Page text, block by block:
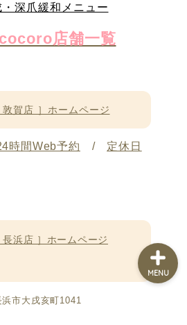
・深爪緩和メニュー
店舗一覧
賀店 ］ホームページ
時間Web予約 / 定休日
浜店 ］ホームページ
浜市大戌亥町1041
MENU
メニュー・ご予約